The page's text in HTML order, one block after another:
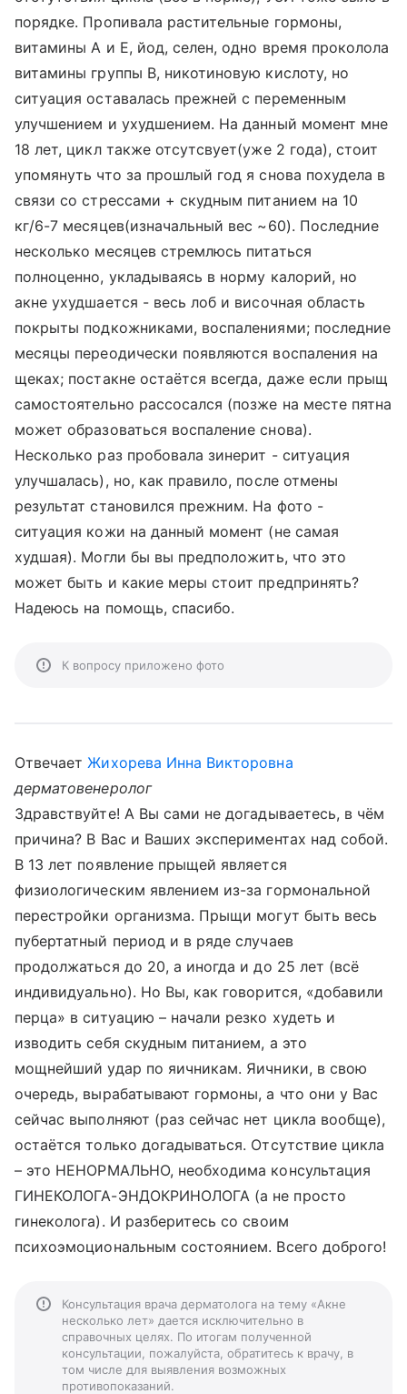
порядке. Пропивала растительные гормоны,
витамины А и Е, йод, селен, одно время проколола
витамины группы B, никотиновую кислоту, но
ситуация оставалась прежней с переменным
улучшением и ухудшением. На данный момент мне
18 лет, цикл также отсутсвует(уже 2 года), стоит
упомянуть что за прошлый год я снова похудела в
связи со стрессами + скудным питанием на 10
кг/6-7 месяцев(изначальный вес ~60). Последние
несколько месяцев стремлюсь питаться
полноценно, укладываясь в норму калорий, но
акне ухудшается - весь лоб и височная область
покрыты подкожниками, воспалениями; последние
месяцы переодически появляются воспаления на
щеках; постакне остаётся всегда, даже если прыщ
самостоятельно рассосался (позже на месте пятна
может образоваться воспаление снова).
Несколько раз пробовала зинерит - ситуация
улучшалась), но, как правило, после отмены
результат становился прежним. На фото -
ситуация кожи на данный момент (не самая
худшая). Могли бы вы предположить, что это
может быть и какие меры стоит предпринять?
Надеюсь на помощь, спасибо.
К вопросу приложено фото
ОтвечаетЖихорева Инна Викторовна
дерматовенеролог
Здравствуйте! А Вы сами не догадываетесь, в чём
причина? В Вас и Ваших экспериментах над собой.
В 13 лет появление прыщей является
физиологическим явлением из-за гормональной
перестройки организма. Прыщи могут быть весь
пубертатный период и в ряде случаев
продолжаться до 20, а иногда и до 25 лет (всё
индивидуально). Но Вы, как говорится, «добавили
перца» в ситуацию – начали резко худеть и
изводить себя скудным питанием, а это
мощнейший удар по яичникам. Яичники, в свою
очередь, вырабатывают гормоны, а что они у Вас
сейчас выполняют (раз сейчас нет цикла вообще),
остаётся только догадываться. Отсутствие цикла
– это НЕНОРМАЛЬНО, необходима консультация
ГИНЕКОЛОГА-ЭНДОКРИНОЛОГА (а не просто
гинеколога). И разберитесь со своим
психоэмоциональным состоянием. Всего доброго!
Консультация врача дерматолога на тему «Акне
несколько лет» дается исключительно в
справочных целях. По итогам полученной
консультации, пожалуйста, обратитесь к врачу, в
том числе для выявления возможных
противопоказаний.